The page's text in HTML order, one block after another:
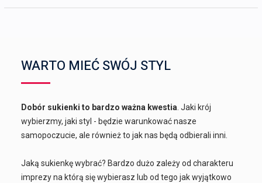
WARTO MIEĆ SWÓJ STYL
Dobór sukienki to bardzo ważna kwestia . Jaki krój
wybierzmy, jaki styl - będzie warunkować nasze
samopoczucie, ale również to jak nas będą odbierali inni.
Jaką sukienkę wybrać? Bardzo dużo zależy od charakteru
imprezy na którą się wybierasz lub od tego jak wyjątkowo